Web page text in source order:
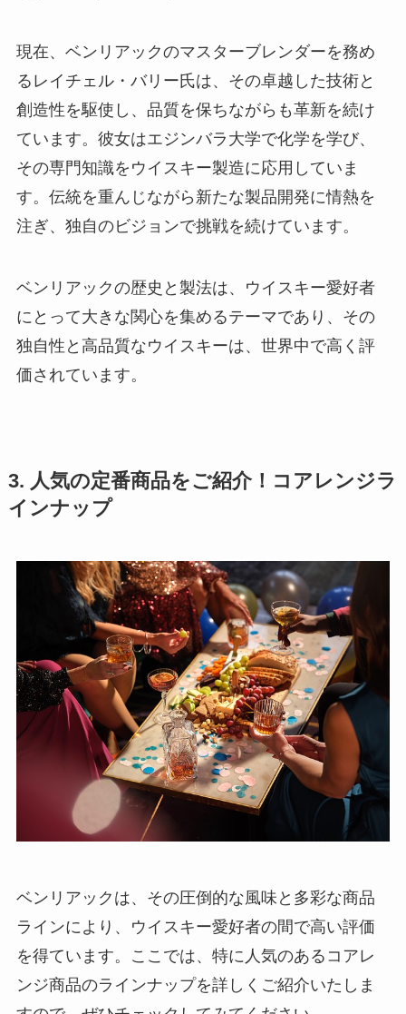
現在、ベンリアックのマスターブレンダーを務め
るレイチェル・バリー氏は、その卓越した技術と
創造性を駆使し、品質を保ちながらも革新を続け
ています。彼女はエジンバラ大学で化学を学び、
その専門知識をウイスキー製造に応用していま
す。伝統を重んじながら新たな製品開発に情熱を
注ぎ、独自のビジョンで挑戦を続けています。
ベンリアックの歴史と製法は、ウイスキー愛好者
にとって大きな関心を集めるテーマであり、その
独自性と高品質なウイスキーは、世界中で高く評
価されています。
3. 人気の定番商品をご紹介！コアレンジラ
インナップ
ベンリアックは、その圧倒的な風味と多彩な商品
ラインにより、ウイスキー愛好者の間で高い評価
を得ています。ここでは、特に人気のあるコアレ
ンジ商品のラインナップを詳しくご紹介いたしま